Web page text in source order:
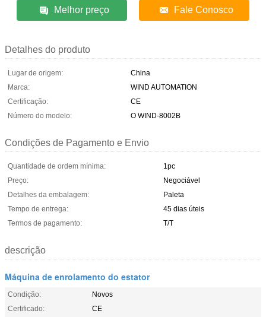
Melhor preço Fale Conosco
Detalhes do produto
Lugar de origem:
China
Marca:
WIND AUTOMATION
Certificação:
CE
Número do modelo:
O WIND-8002B
Condições de Pagamento e Envio
Quantidade de ordem mínima:
1pc
Preço:
Negociável
Detalhes da embalagem:
Paleta
Tempo de entrega:
45 dias úteis
Termos de pagamento:
T/T
descrição
Máquina de enrolamento do estator
Condição:
Novos
Certificado:
CE